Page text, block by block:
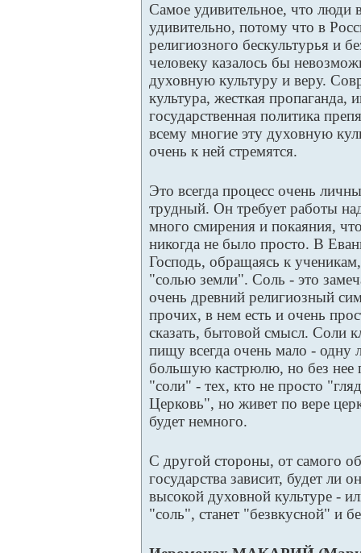
Самое удивительное, что люди
удивительно, потому что в
религиозного бескультурья и
человеку казалось бы
духовную культуру и веру.
культура, жесткая пропаганда,
государственная политика
всему многие эту духовную
очень к ней стремятся.
Это всегда процесс очень
трудный. Он требует работы
много смирения и покаяния,
никогда не было просто. В
Господь, обращаясь к
"солью земли". Соль - это
очень древний религиозный
прочих, в нем есть и очень
сказать, бытовой смысл. Соли
пищу всегда очень мало - одну
большую кастрюлю, но без нее
"соли" - тех, кто не просто
Церковь", но живет по вере
будет немного.
С другой стороны, от самого
государства зависит, будет
высокой духовной культуре -
"соль", станет "безвкусной" и